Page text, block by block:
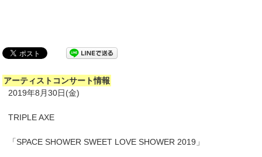
アーティストコンサート情報
2019年8月30日(金)
TRIPLE AXE
「SPACE SHOWER SWEET LOVE SHOWER 2019」